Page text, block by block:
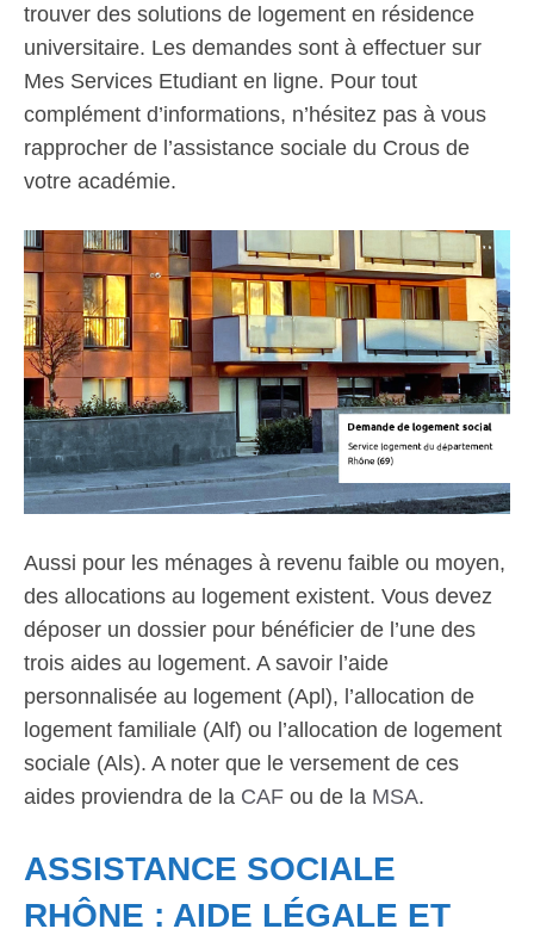
trouver des solutions de logement en résidence
universitaire. Les demandes sont à effectuer sur
Mes Services Etudiant en ligne. Pour tout
complément d’informations, n’hésitez pas à vous
rapprocher de l’assistance sociale du Crous de
votre académie.
Aussi pour les ménages à revenu faible ou moyen,
des allocations au logement existent. Vous devez
déposer un dossier pour bénéficier de l’une des
trois aides au logement. A savoir l’aide
personnalisée au logement (Apl), l’allocation de
logement familiale (Alf) ou l’allocation de logement
sociale (Als). A noter que le versement de ces
aides proviendra de la CAF ou de la MSA.
ASSISTANCE SOCIALE
RHÔNE : AIDE LÉGALE ET